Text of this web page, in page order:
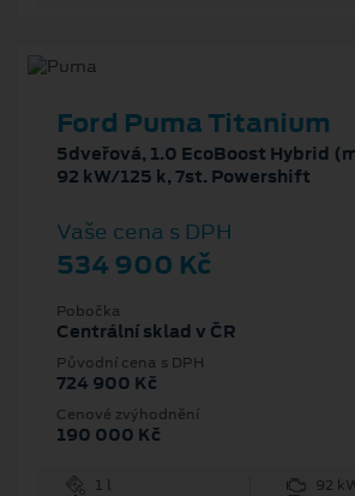
Ford Puma Titanium
5dveřová, 1.0 EcoBoost Hybrid
92 kW/125 k, 7st. Powershift
Vaše cena s DPH
534 900 Kč
Pobočka
Centrální sklad v ČR
Původní cena s DPH
724 900 Kč
Cenové zvýhodnění
190 000 Kč
1 l
92